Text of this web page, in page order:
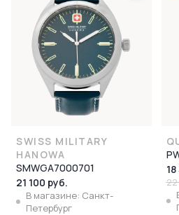
SWISS MILITARY
HANOWA
SMWGA7000701
21 100 руб.
В магазине: Санкт-
Петербург
22